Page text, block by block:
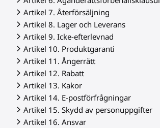
Artikel 7. Återförsäljning
Artikel 8. Lager och Leverans
Artikel 9. Icke-efterlevnad
Artikel 10. Produktgaranti
Artikel 11. Ångerrätt
Artikel 12. Rabatt
Artikel 13. Kakor
Artikel 14. E-postförfrågningar
Artikel 15. Skydd av personuppgifter
Artikel 16. Ansvar